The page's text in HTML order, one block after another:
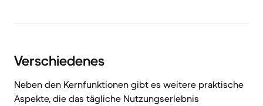
Verschiedenes
Neben den Kernfunktionen gibt es weitere praktische
Aspekte, die das tägliche Nutzungserlebnis